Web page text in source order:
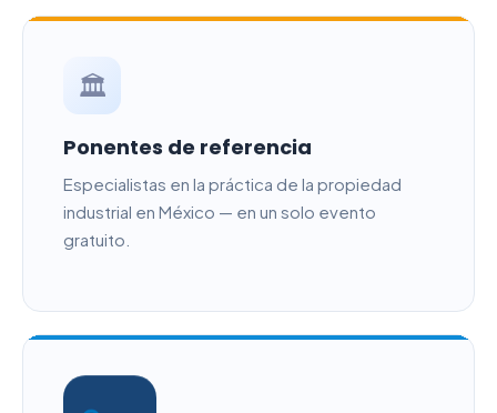
🏛️
Ponentes de referencia
Especialistas en la práctica de la propiedad
industrial en México — en un solo evento
gratuito.